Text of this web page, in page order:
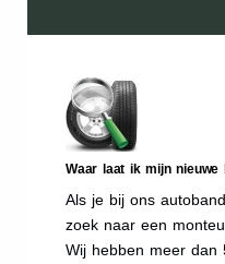
Waar laat ik mijn nieuwe
Als je bij ons
zoek naar een
Wij hebben meer dan